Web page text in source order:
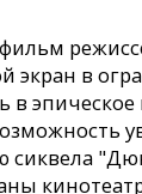
экран в
в
сиквела